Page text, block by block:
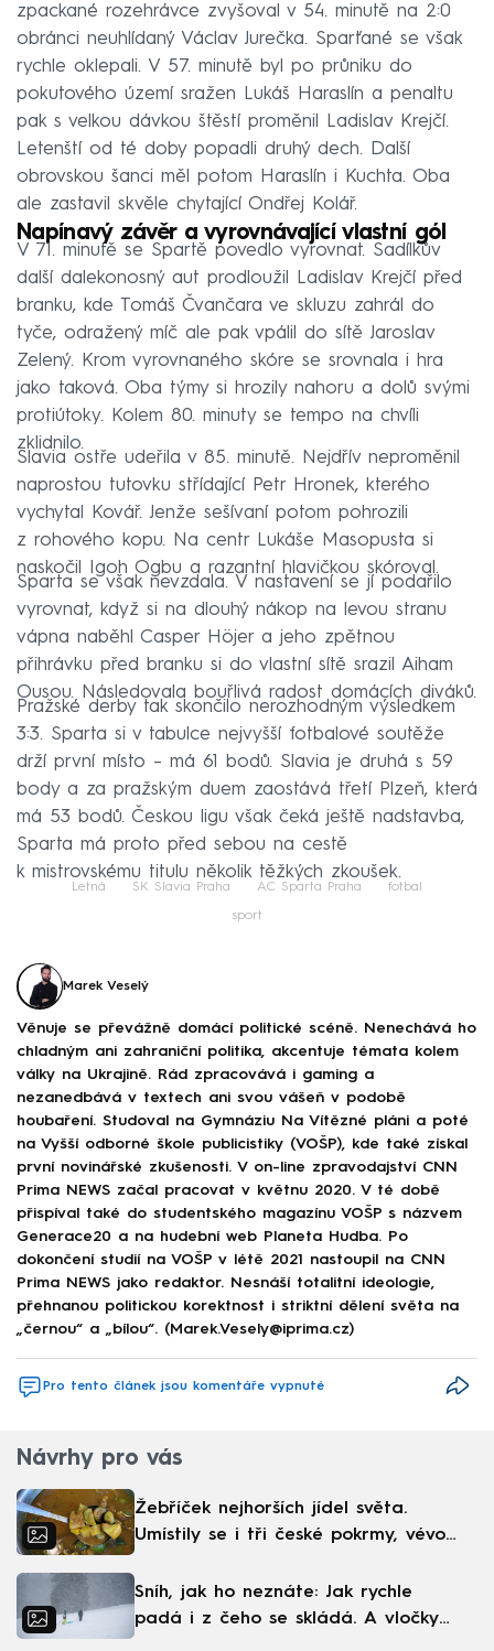
zpackané rozehrávce zvyšoval v 54. minutě na 2:0
obránci neuhlídaný Václav Jurečka. Sparťané se však
rychle oklepali. V 57. minutě byl po průniku do
pokutového území sražen Lukáš Haraslín a penaltu
pak s velkou dávkou štěstí proměnil Ladislav Krejčí.
Letenští od té doby popadli druhý dech. Další
obrovskou šanci měl potom Haraslín i Kuchta. Oba
ale zastavil skvěle chytající Ondřej Kolář.
Napínavý závěr a vyrovnávající vlastní gól
V 71. minutě se Spartě povedlo vyrovnat. Sadílkův
další dalekonosný aut prodloužil Ladislav Krejčí před
branku, kde Tomáš Čvančara ve skluzu zahrál do
tyče, odražený míč ale pak vpálil do sítě Jaroslav
Zelený. Krom vyrovnaného skóre se srovnala i hra
jako taková. Oba týmy si hrozily nahoru a dolů svými
protiútoky. Kolem 80. minuty se tempo na chvíli
zklidnilo.
Slavia ostře udeřila v 85. minutě. Nejdřív neproměnil
naprostou tutovku střídající Petr Hronek, kterého
vychytal Kovář. Jenže sešívaní potom pohrozili
z rohového kopu. Na centr Lukáše Masopusta si
naskočil Igoh Ogbu a razantní hlavičkou skóroval.
Sparta se však nevzdala. V nastavení se jí podařilo
vyrovnat, když si na dlouhý nákop na levou stranu
vápna naběhl Casper Höjer a jeho zpětnou
přihrávku před branku si do vlastní sítě srazil Aiham
Ousou. Následovala bouřlivá radost domácích diváků.
Pražské derby tak skončilo nerozhodným výsledkem
3:3. Sparta si v tabulce nejvyšší fotbalové soutěže
drží první místo – má 61 bodů. Slavia je druhá s 59
body a za pražským duem zaostává třetí Plzeň, která
má 53 bodů. Českou ligu však čeká ještě nadstavba,
Sparta má proto před sebou na cestě
k mistrovskému titulu několik těžkých zkoušek.
Letná SK Slavia Praha AC Sparta Praha fotbal
sport
Marek Veselý
Věnuje se převážně domácí politické scéně. Nenechává ho
chladným ani zahraniční politika, akcentuje témata kolem
války na Ukrajině. Rád zpracovává i gaming a
nezanedbává v textech ani svou vášeň v podobě
houbaření. Studoval na Gymnáziu Na Vítězné pláni a poté
na Vyšší odborné škole publicistiky (VOŠP), kde také získal
první novinářské zkušenosti. V on-line zpravodajství CNN
Prima NEWS začal pracovat v květnu 2020. V té době
přispíval také do studentského magazínu VOŠP s názvem
Generace20 a na hudební web Planeta Hudba. Po
dokončení studií na VOŠP v létě 2021 nastoupil na CNN
Prima NEWS jako redaktor. Nesnáší totalitní ideologie,
přehnanou politickou korektnost i striktní dělení světa na
„černou“ a „bílou“. (Marek.Vesely@iprima.cz)
Pro tento článek jsou komentáře vypnuté
Návrhy pro vás
Žebříček nejhorších jídel světa.
Umístily se i tři české pokrmy, vévodí
Sníh, jak ho neznáte: Jak rychle
padá i z čeho se skládá. A vločky